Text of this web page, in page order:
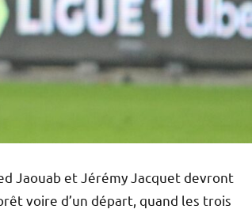
Jaouab et Jérémy Jacquet devront
voire d’un départ, quand les trois